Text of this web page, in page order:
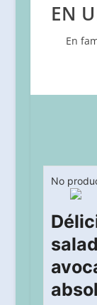
EN
En
No